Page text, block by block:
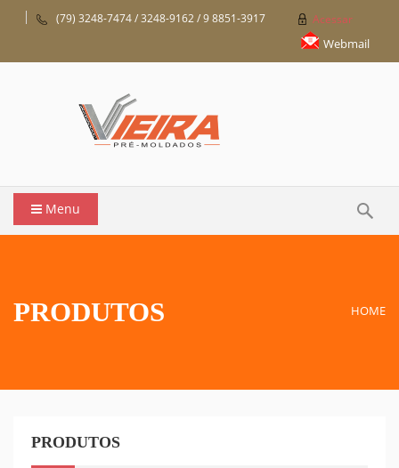
Acessar
(79) 3248-7474 / 3248-9162 / 9 8851-3917
Webmail
Menu
HOME
PRODUTOS
PRODUTOS